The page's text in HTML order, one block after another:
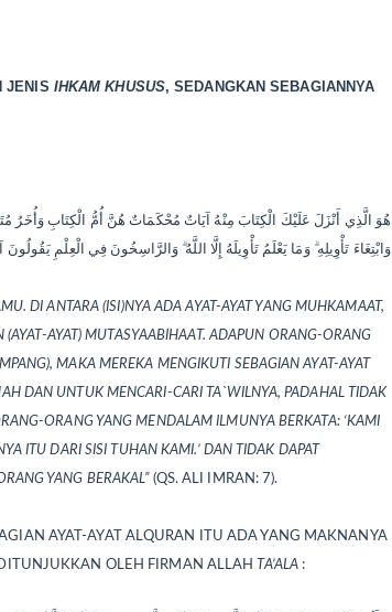
JENIS IHKAM KHUSUS, SEDANGKAN SEBAGIANNYA
هُوَ الَّذِي أَنْزَلَ عَلَيْكَ الْكِتَابَ مِنْهُ آيَاتٌ مُحْكَمَاتٌ هُنَّ أُمُّ الْكِتَابِ وَأُخَرُ
وَابْتِغَاءَ تَأْوِيلِهِ ۗ وَمَا يَعْلَمُ تَأْوِيلَهُ إِلَّا اللَّهُ ۗ وَالرَّاسِخُونَ فِي الْعِلْمِ
DI ANTARA (ISI)NYA ADA AYAT-AYAT YANG MUHKAMAAT,
AYAT) MUTASYAABIHAAT. ADAPUN ORANG-ORANG
MAKA MEREKA MENGIKUTI SEBAGIAN AYAT-AYAT
DAN UNTUK MENCARI-CARI TA`WILNYA, PADAHAL TIDAK
ORANG YANG MENDALAM ILMUNYA BERKATA: ‘KAMI
ITU DARI SISI TUHAN KAMI.’ DAN TIDAK DAPAT
YANG BERAKAL”(QS. ALI IMRAN: 7).
AYAT-AYAT ALQURAN ITU ADA YANG MAKNANYA
OLEH FIRMAN ALLAH TA’ALA :